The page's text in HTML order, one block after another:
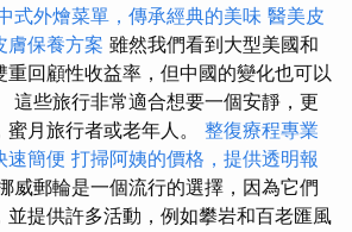
式外燴菜單，傳承經典的美味 醫美皮
膚保養方案 雖然我們看到大型美國和
重回顧性收益率，但中國的變化也可以
這些旅行非常適合想要一個安靜，更
月旅行者或老年人。 整復療程專業
速簡便 打掃阿姨的價格，提供透明報
威郵輪是一個流行的選擇，因為它們
並提供許多活動，例如攀岩和百老匯風